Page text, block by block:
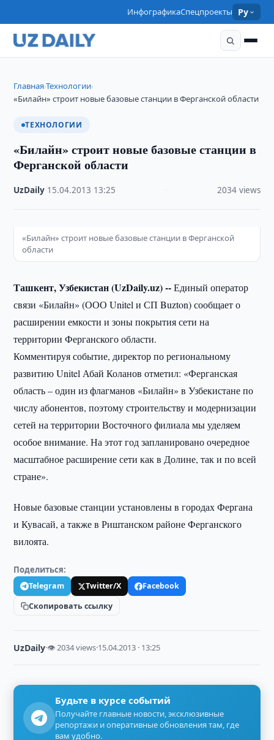
ИнфографикаСпецпроекты Ру
Главная›Технологии›
«Билайн» строит новые базовые станции в Ферганской области
ТЕХНОЛОГИИ
«Билайн» строит новые базовые станции в
Ферганской области
UzDaily 15.04.2013 13:25 2034 views
«Билайн» строит новые базовые станции в Ферганской
области
Ташкент, Узбекистан (UzDaily.uz) --Единый оператор
связи «Билайн» (ООО Unitel и СП Buzton) сообщает о
расширении емкости и зоны покрытия сети на
территории Ферганского области.
Комментируя событие, директор по региональному
развитию Unitel Абай Коланов отметил: «Ферганская
область – один из флагманов «Билайн» в Узбекистане по
числу абонентов, поэтому строительству и модернизации
сетей на территории Восточного филиала мы уделяем
особое внимание. На этот год запланировано очередное
масштабное расширение сети как в Долине, так и по всей
стране».
Новые базовые станции установлены в городах Фергана
и Кувасай, а также в Риштанском районе Ферганского
вилоята.
Поделиться:
Telegram Twitter/X
Facebook
Скопировать ссылку
UzDaily·👁 2034 views·15.04.2013 · 13:25
Будьте в курсе событий
Получайте главные новости, эксклюзивные
репортажи и оперативные обновления там, где
вам удобно.